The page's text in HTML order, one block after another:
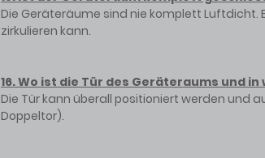
Die Geräteräume sind nie komplett
zirkulieren kann.
16. Wo ist die Tür des Geräteraums und
Die Tür kann überall positioniert werden und
Doppeltor).